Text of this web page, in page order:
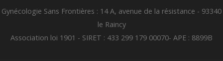
Gynécologie Sans Frontières : 14 A, avenue de la résistance - 93340
le Raincy
Association loi 1901 - SIRET : 433 299 179 00070- APE : 8899B